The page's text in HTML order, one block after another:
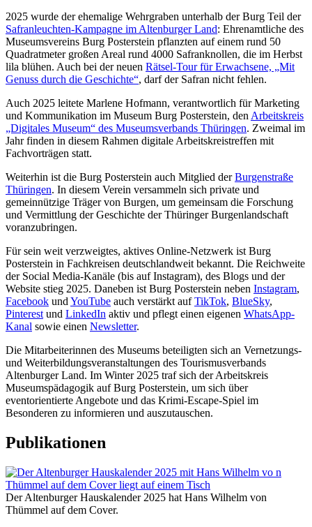
2025 wurde der ehemalige Wehrgraben unterhalb der Burg Teil der
Safranleuchten-Kampagne im Altenburger Land: Ehrenamtliche des
Museumsvereins Burg Posterstein pflanzten auf einem rund 50
Quadratmeter großen Areal rund 4000 Safranknollen, die im Herbst
lila blühen. Auch bei der neuen Rätsel-Tour für Erwachsene, „Mit
Genuss durch die Geschichte“, darf der Safran nicht fehlen.
Auch 2025 leitete Marlene Hofmann, verantwortlich für Marketing
und Kommunikation im Museum Burg Posterstein, den Arbeitskreis
„Digitales Museum“ des Museumsverbands Thüringen. Zweimal im
Jahr finden in diesem Rahmen digitale Arbeitskreistreffen mit
Fachvorträgen statt.
Weiterhin ist die Burg Posterstein auch Mitglied derBurgenstraße
Thüringen. In diesem Verein versammeln sich private und
gemeinnützige Träger von Burgen, um gemeinsam die Forschung
und Vermittlung der Geschichte der Thüringer Burgenlandschaft
voranzubringen.
Für sein weit verzweigtes, aktives Online-Netzwerk ist Burg
Posterstein in Fachkreisen deutschlandweit bekannt. Die Reichweite
der Social Media-Kanäle (bis auf Instagram), des Blogs und der
Website stieg 2025. Daneben ist Burg Posterstein neben Instagram,
Facebook und YouTube auch verstärkt aufTikTok, BlueSky,
Pinterest und LinkedIn aktiv und pflegt einen eigenen WhatsApp-
Kanal sowie einen Newsletter.
Die Mitarbeiterinnen des Museums beteiligten sich an Vernetzungs-
und Weiterbildungsveranstaltungen des Tourismusverbands
Altenburger Land. Im Winter 2025 traf sich der Arbeitskreis
Museumspädagogik auf Burg Posterstein, um sich über
eventorientierte Angebote und das Krimi-Escape-Spiel im
Besonderen zu informieren und auszutauschen.
Publikationen
Der Altenburger Hauskalender 2025 hat Hans Wilhelm von
Thümmel auf dem Cover.